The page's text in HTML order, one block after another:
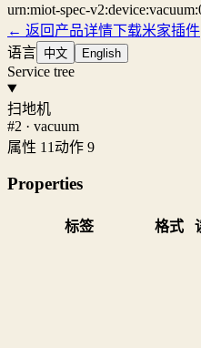
urn:miot-spec-
← 返回产品详情下载米家插件
语言 中文 English
Service tree
扫地机
#2 · vacuum
属性 11动作 9
Properties
标签 格式